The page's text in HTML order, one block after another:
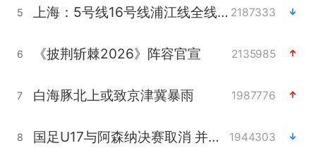
5 上海：5号线16号线浦江线全线停运 2187333
6 《披荆斩棘2026》阵容官宣 2135985
7 白海豚北上或致京津冀暴雨 1987776
8 国足U17与阿森纳决赛取消 并列冠军 1944303